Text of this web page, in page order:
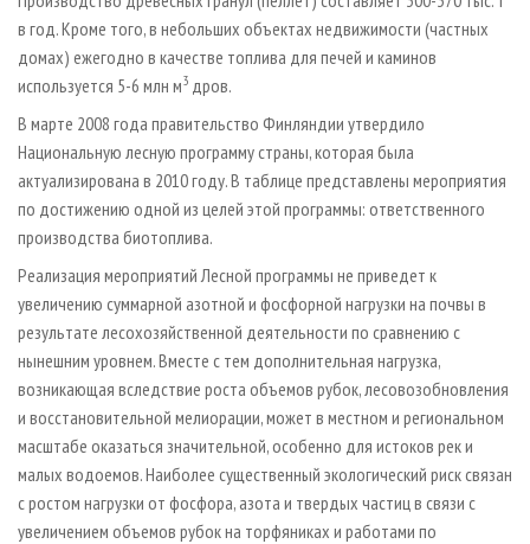
в год. Кроме того, в небольших объектах недвижимости (частных
домах) ежегодно в качестве топлива для печей и каминов
используется 5-6 млн м3 дров.
В марте 2008 года правительство Финляндии утвердило
Национальную лесную программу страны, которая была
актуализирована в 2010 году. В таблице представлены мероприятия
по достижению одной из целей этой программы: ответственного
производства биотоплива.
Реализация мероприятий Лесной программы не приведет к
увеличению суммарной азотной и фосфорной нагрузки на почвы в
результате лесохозяйственной деятельности по сравнению с
нынешним уровнем. Вместе с тем дополнительная нагрузка,
возникающая вследствие роста объемов рубок, лесовозобновления
и восстановительной мелиорации, может в местном и региональном
масштабе оказаться значительной, особенно для истоков рек и
малых водоемов. Наиболее существенный экологический риск связан
с ростом нагрузки от фосфора, азота и твердых частиц в связи с
увеличением объемов рубок на торфяниках и работами по